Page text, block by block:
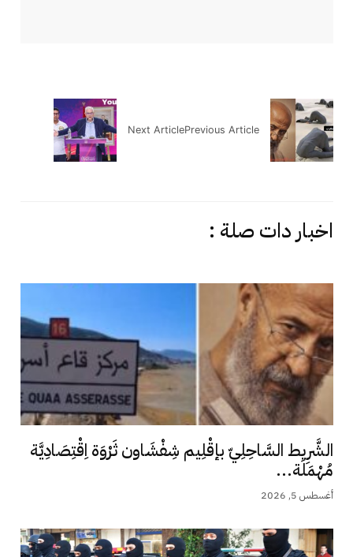
Previous Article
Next Article
اخبار دات صلة :
الشَّرِيط السَّاحِلِيّ بإقْلِيم شِفْشَاون ثَرْوَة اِقْتِصَادِيَّة
مُهْمَلَة...
أغسطس 5, 2026